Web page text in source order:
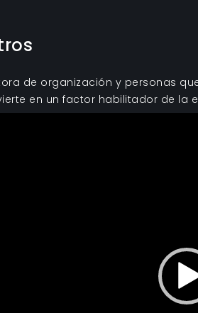
de organización y personas
en un factor habilitador de la